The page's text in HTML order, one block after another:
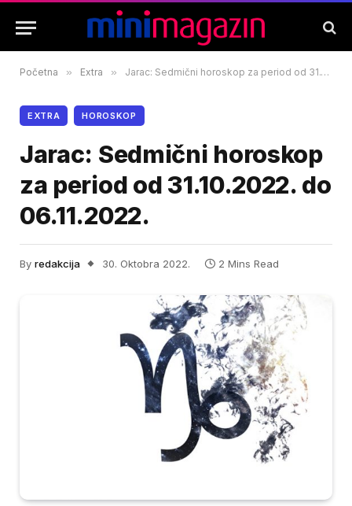
Početna » Extra » Jarac: Sedmični horoskop za period od 31.10.2022. do 06.11.2022.
EXTRA HOROSKOP
Jarac: Sedmični horoskop
za period od 31.10.2022. do
06.11.2022.
By redakcija 30. Oktobra 2022. 2 Mins Read